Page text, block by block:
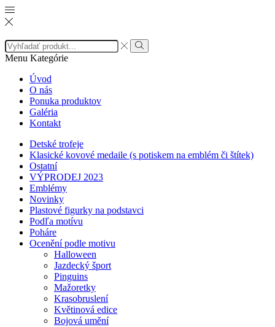
Search
input
Search
Menu Kategórie
Úvod
O nás
Ponuka produktov
Galéria
Kontakt
Detské trofeje
Klasické kovové medaile (s potiskem na emblém či štítek)
Ostatní
VÝPRODEJ 2023
Emblémy
Novinky
Plastové figurky na podstavci
Podľa motívu
Poháre
Ocenění podle motivu
Halloween
Jazdecký šport
Pinguins
Mažoretky
Krasobruslení
Květinová edice
Bojová umění